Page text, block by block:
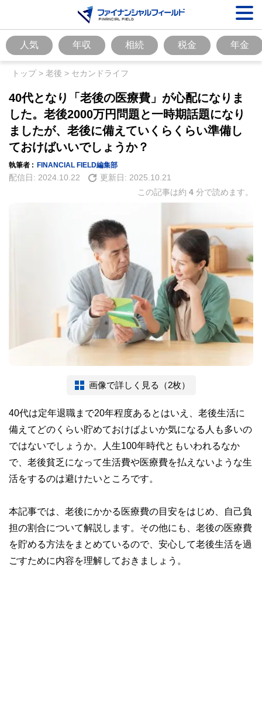
人気 年収 相続 税金 年金
トップ> 老後 > セカンドライフ
40代となり「老後の医療費」が心配になりま
した。老後2000万円問題と一時期話題になり
ましたが、老後に備えていくらくらい準備し
ておけばいいでしょうか？
執筆者 : FINANCIAL FIELD編集部
配信日: 2024.10.22 更新日: 2025.10.21
この記事は約 4 分で読めます。
画像で詳しく見る（2枚）
40代は定年退職まで20年程度あるとはいえ、老後生活に
備えてどのくらい貯めておけばよいか気になる人も多いの
ではないでしょうか。人生100年時代ともいわれるなか
で、老後貧乏になって生活費や医療費を払えないような生
活をするのは避けたいところです。
本記事では、老後にかかる医療費の目安をはじめ、自己負
担の割合について解説します。その他にも、老後の医療費
を貯める方法をまとめているので、安心して老後生活を過
ごすために内容を理解しておきましょう。